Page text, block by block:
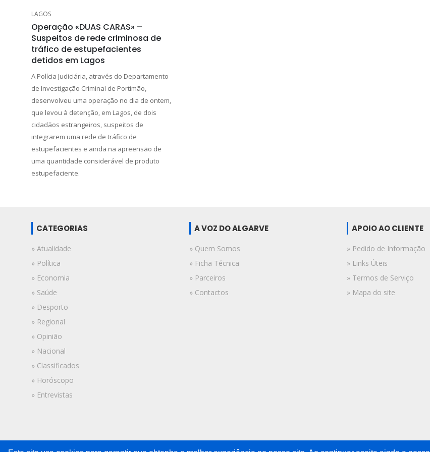
LAGOS
Operação «DUAS CARAS» –
Suspeitos de rede criminosa de
tráfico de estupefacientes
detidos em Lagos
A Polícia Judiciária, através do Departamento
de Investigação Criminal de Portimão,
desenvolveu uma operação no dia de ontem,
que levou à detenção, em Lagos, de dois
cidadãos estrangeiros, suspeitos de
integrarem uma rede de tráfico de
estupefacientes e ainda na apreensão de
uma quantidade considerável de produto
estupefaciente.
CATEGORIAS
» Atualidade
» Política
» Economia
» Saúde
» Desporto
» Regional
» Opinião
» Nacional
» Classificados
» Horóscopo
» Entrevistas
A VOZ DO ALGARVE
» Quem Somos
» Ficha Técnica
» Parceiros
» Contactos
APOIO AO CLIENTE
» Pedido de Informação
» Links Úteis
» Termos de Serviço
» Mapa do site